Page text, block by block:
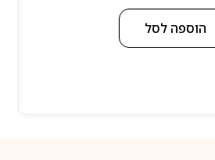
הוספה לסל